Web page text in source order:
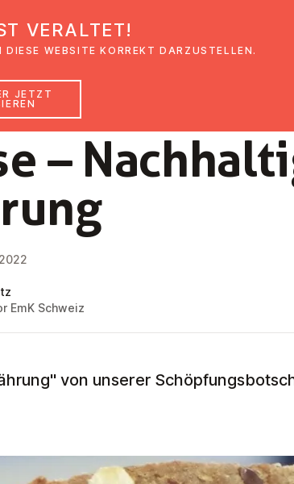
News Veranstaltungen
–
EmK Schweiz
von unserer
VERALTET!
WEBSITE KORREKT DARZUSTELLEN.
JETZT